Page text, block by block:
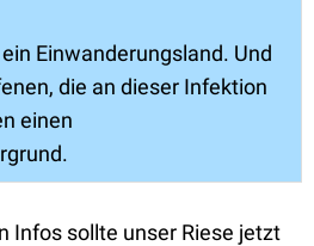
Einwanderungsland. Und
die an dieser Infektion
einen
Infos sollte unser Riese jetzt